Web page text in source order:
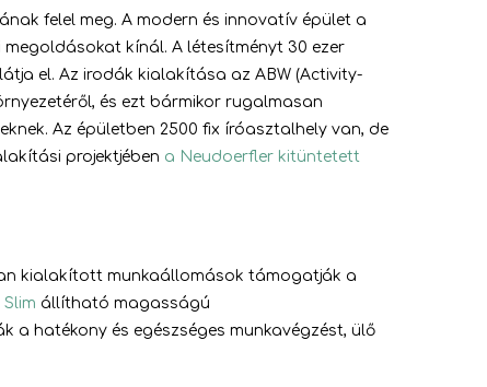
felel meg. A modern és innovatív épület a
kínál. A létesítményt 30 ezer
el. Az irodák kialakítása az ABW (Activity-
és ezt bármikor rugalmasan
Az épületben 2500 fix íróasztalhely van, de
projektjében a Neudoerfler kitüntetett
kialakított munkaállomások támogatják a
állítható magasságú
a hatékony és egészséges munkavégzést, ülő